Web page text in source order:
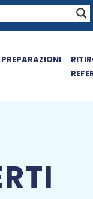
PREPARAZIONI